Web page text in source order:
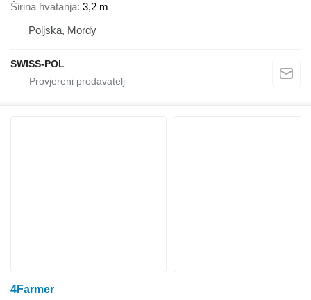
Širina hvatanja 3,2 m
Poljska, Mordy
SWISS-POL
4Farmer